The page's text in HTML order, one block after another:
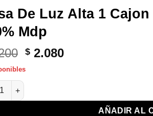
De Luz Alta 1
Mdp
El
precio
$ 3.200.
$ 2.080El
$ 2.080.
Luz Alta 1 Cajon Con Estan Y Patas
AÑADIR AL